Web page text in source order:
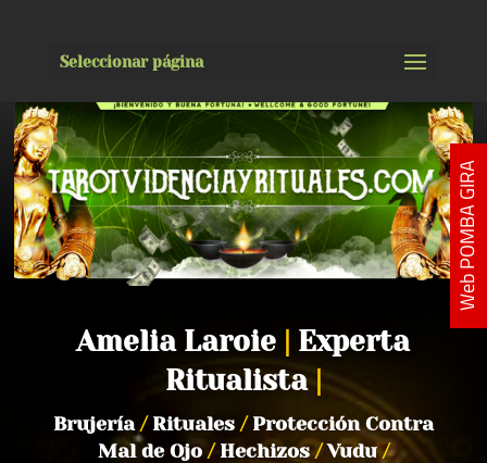
Seleccionar página
Amelia Laroie
Experta
Ritualista
Brujería /Rituales /Protección Contra
Mal de Ojo /Hechizos/Vudu/
Web POMBA GIRA